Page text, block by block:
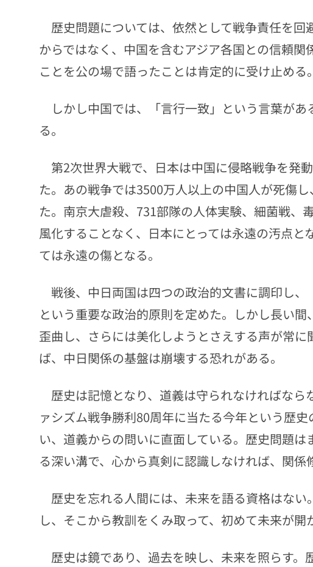
歴史問題については、依然として戦争責任を回
からではなく、中国を含むアジア各国との信頼
ことを公の場で語ったことは肯定的に受け止める。
しかし中国では、「言行一致」という言葉があ
る。
第2次世界大戦で、日本は中国に侵略戦争を発
た。あの戦争では3500万人以上の中国人が死傷
た。南京大虐殺、731部隊の人体実験、細菌戦
風化することなく、日本にとっては永遠の汚点と
ては永遠の傷となる。
戦後、中日両国は四つの政治的文書に調印し、
という重要な政治的原則を定めた。しかし長い間
歪曲し、さらには美化しようとさえする声が常
ば、中日関係の基盤は崩壊する恐れがある。
歴史は記憶となり、道義は守られなければなら
ァシズム戦争勝利80周年に当たる今年という歴
い、道義からの問いに直面している。歴史問題
る深い溝で、心から真剣に認識しなければ、関係
歴史を忘れる人間には、未来を語る資格はな
し、そこから教訓をくみ取って、初めて未来が開
歴史は鏡であり、過去を映し、未来を照らす。